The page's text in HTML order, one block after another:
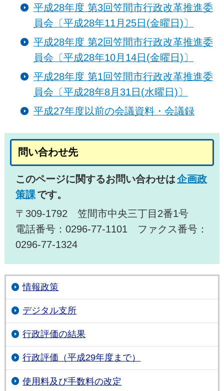
平成28年度 第3回笠間市行政改革推進委
員会〔平成28年11月25日(金曜日)〕
平成28年度 第2回笠間市行政改革推進委
員会〔平成28年10月14日(金曜日)〕
平成28年度 第1回笠間市行政改革推進委
員会〔平成28年8月31日(水曜日)〕
平成27年度以前の会議資料・会議録
問い合わせ先
このページに関するお問い合わせは企画政
策課です。
〒309-1792 笠間市中央三丁目2番1号
電話番号：0296-77-1101 ファクス番号：
0296-77-1324
情報政策
デジタル支所
行政評価の結果
行政評価（平成29年度まで）
使用料及び手数料の改定